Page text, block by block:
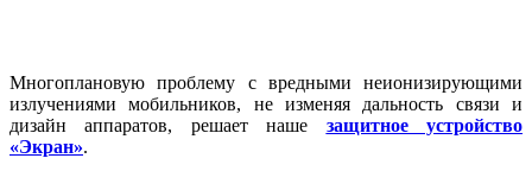
Многоплановую проблему с вредными неионизирующими
излучениями мобильников, не изменяя дальность связи и
дизайн аппаратов, решает наше защитное устройство
«Экран».